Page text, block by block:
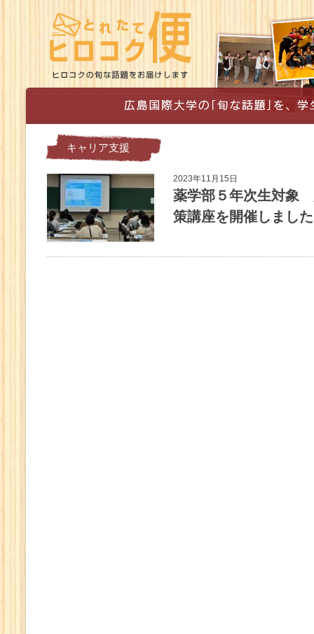
キャリア支援
2023年11月15日
薬学部５年次生対象
策講座を開催しました